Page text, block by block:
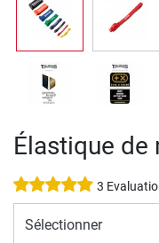
Élastique de
3
Sélectionner